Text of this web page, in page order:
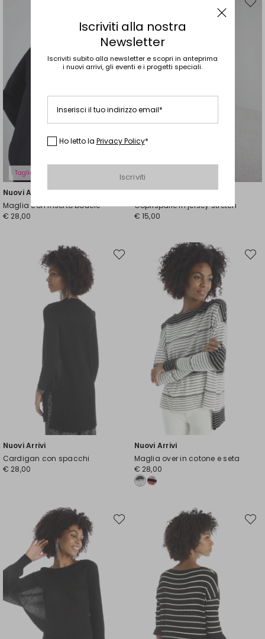
Taglie Comode
Nuovi Arrivi
Maglia con inserto bouclè
€ 28,00
Nuovi Arrivi
Coprispalle in jersey stretch
€ 15,00
Nuovi Arrivi
Cardigan con spacchi
€ 28,00
Sposta
Nuovi Arrivi
Maglia over in cotone e seta
€ 28,00
Sposta
Iscriviti alla nostra
Newsletter
Iscriviti subito alla newsletter e scopri in anteprima
i nuovi arrivi, gli eventi e i progetti speciali.
Inserisci il tuo indirizzo email*
Ho letto la Privacy Policy*
Iscriviti